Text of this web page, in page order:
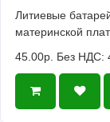
Литиевые
материнской
45.00р. Без НДС: